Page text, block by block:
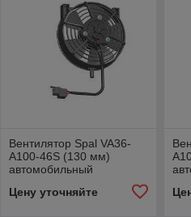
Вентилятор Spal VA36-
A100-46S (130 мм)
автомобильный
Цену уточняйте